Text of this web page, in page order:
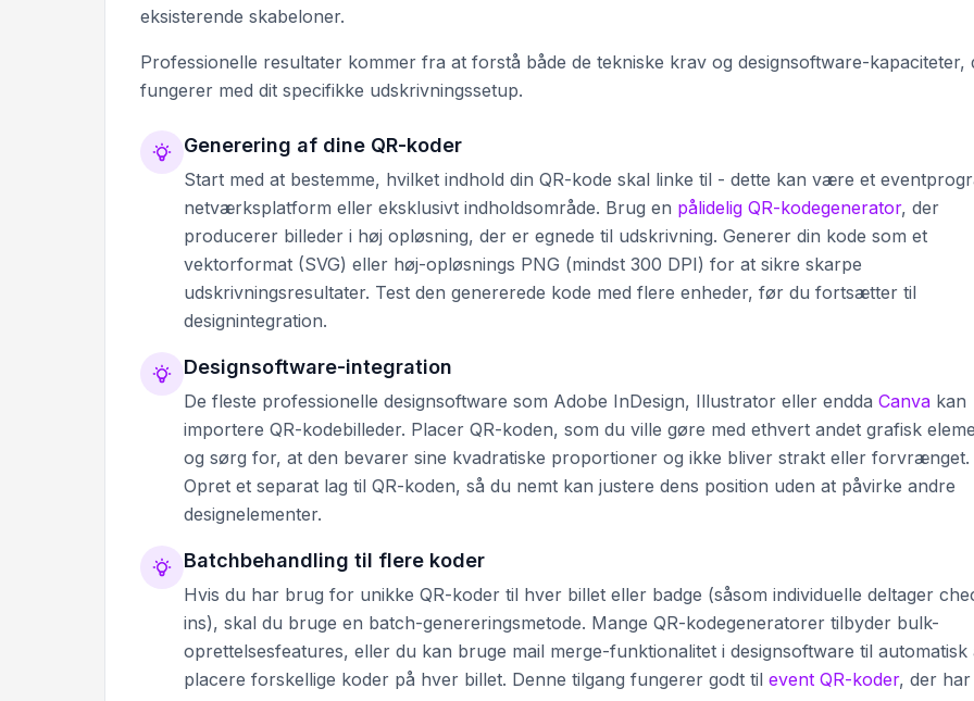
eksisterende skabeloner.
Professionelle resultater kommer fra at forstå både de tekniske krav og designsoftware-kapaciteter,
fungerer med dit specifikke udskrivningssetup.
Generering af dine QR-koder
Start med at bestemme, hvilket indhold din QR-kode skal linke til - dette kan være et
netværksplatform eller eksklusivt indholdsområde. Brug en pålidelig QR-kodegenerator, der
producerer billeder i høj opløsning, der er egnede til udskrivning. Generer din kode som et
vektorformat (SVG) eller høj-opløsnings PNG (mindst 300 DPI) for at sikre skarpe
udskrivningsresultater. Test den genererede kode med flere enheder, før du fortsætter til
designintegration.
Designsoftware-integration
De fleste professionelle designsoftware som Adobe InDesign, Illustrator eller endda Canva kan
importere QR-kodebilleder. Placer QR-koden, som du ville gøre med ethvert andet grafisk
og sørg for, at den bevarer sine kvadratiske proportioner og ikke bliver strakt eller forvrænget.
Opret et separat lag til QR-koden, så du nemt kan justere dens position uden at påvirke andre
designelementer.
Batchbehandling til flere koder
Hvis du har brug for unikke QR-koder til hver billet eller badge (såsom individuelle deltager
ins), skal du bruge en batch-genereringsmetode. Mange QR-kodegeneratorer tilbyder bulk-
oprettelsesfeatures, eller du kan bruge mail merge-funktionalitet i designsoftware til automatisk
placere forskellige koder på hver billet. Denne tilgang fungerer godt til event QR-koder, der har